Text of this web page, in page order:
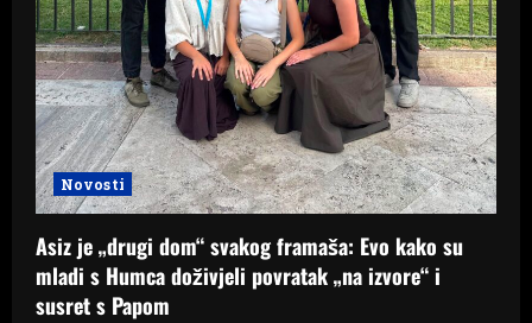
Novosti
Asiz je „drugi dom“ svakog framaša: Evo kako su
mladi s Humca doživjeli povratak „na izvore“ i
susret s Papom